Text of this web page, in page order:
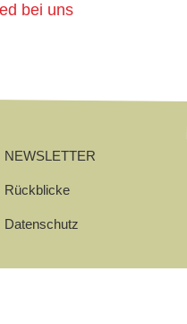
bei uns
NEWSLETTER
Rückblicke
Datenschutz